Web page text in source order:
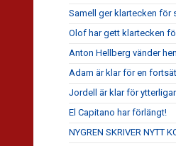
Samell ger klartecken för
Olof har gett klartecken
Anton Hellberg vänder
Adam är klar för en
Jordell är klar för
El Capitano har förlängt!
NYGREN SKRIVER NYTT